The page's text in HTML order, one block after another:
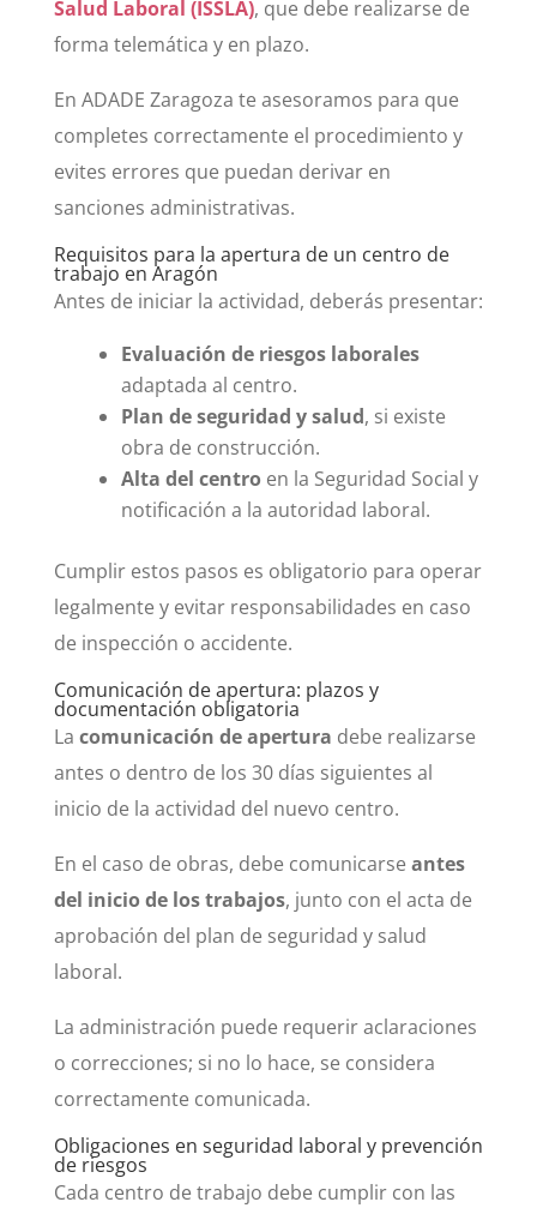
Salud Laboral (ISSLA), que debe realizarse de
forma telemática y en plazo.
En ADADE Zaragoza te asesoramos para que
completes correctamente el procedimiento y
evites errores que puedan derivar en
sanciones administrativas.
Requisitos para la apertura de un centro de
trabajo en Aragón
Antes de iniciar la actividad, deberás presentar:
Evaluación de riesgos laborales
adaptada al centro.
Plan de seguridad y salud, si existe
obra de construcción.
Alta del centroen la Seguridad Social y
notificación a la autoridad laboral.
Cumplir estos pasos es obligatorio para operar
legalmente y evitar responsabilidades en caso
de inspección o accidente.
Comunicación de apertura: plazos y
documentación obligatoria
La comunicación de apertura debe realizarse
antes o dentro de los 30 días siguientes al
inicio de la actividad del nuevo centro.
En el caso de obras, debe comunicarse antes
del inicio de los trabajos, junto con el acta de
aprobación del plan de seguridad y salud
laboral.
La administración puede requerir aclaraciones
o correcciones; si no lo hace, se considera
correctamente comunicada.
Obligaciones en seguridad laboral y prevención
de riesgos
Cada centro de trabajo debe cumplir con las